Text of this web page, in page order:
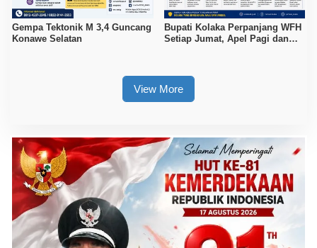
Gempa Tektonik M 3,4 Guncang
Konawe Selatan
Bupati Kolaka Perpanjang WFH
Setiap Jumat, Apel Pagi dan
View More